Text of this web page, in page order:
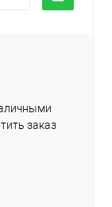
заказ